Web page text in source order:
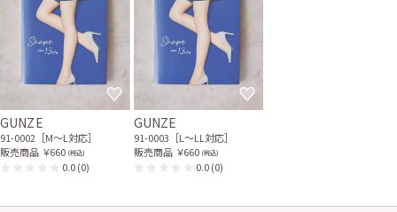
GUNZE
91-0002［M〜L対応］
販売商品 ￥660 (税込)
0.0(0)
GUNZE
91-0003［L〜LL対応］
販売商品 ￥660 (税込)
0.0(0)